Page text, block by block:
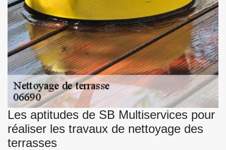
Les aptitudes de SB Multiservices pour
réaliser les travaux de nettoyage des
terrasses